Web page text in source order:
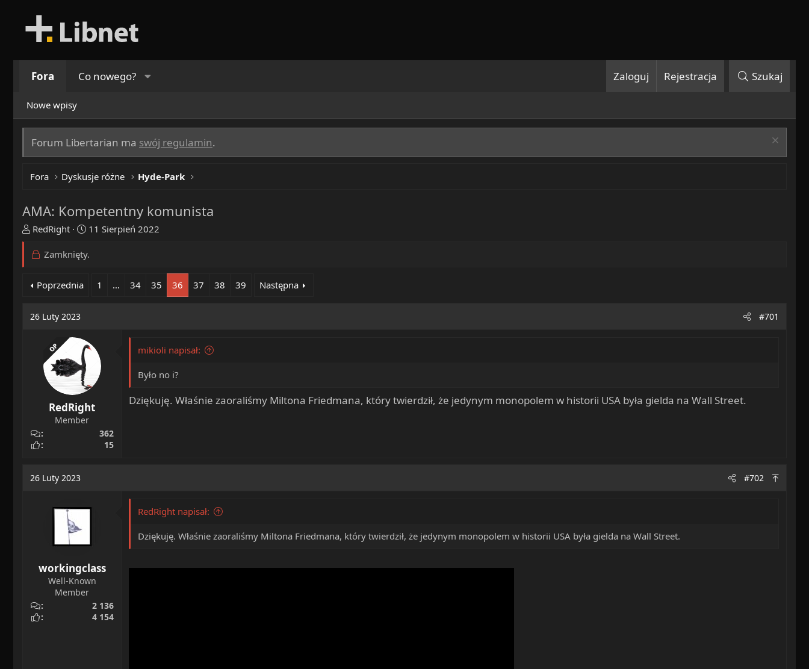
Fora Co nowego? Zaloguj Rejestracja Szukaj
Nowe wpisy
Forum Libertarian ma swój regulamin.
Fora Dyskusje różne Hyde-Park
AMA: Kompetentny komunista
T
r
d
t
RedRight
R
z
y
11 Sierpień 2022
Zamknięty.
Poprzednia 1 … 34 35 36 37 38 39 Następna
26 Luty 2023 #701
OP
RedRight
Member
362
15
mikioli napisał:
Było no i?
Dziękuję. Właśnie zaoraliśmy Miltona Friedmana, który twierdził, że jedynym monopolem w historii USA była gielda na Wall Street.
26 Luty 2023 #702
workingclass
Well-Known
Member
2 136
4 154
RedRight napisał:
Dziękuję. Właśnie zaoraliśmy Miltona Friedmana, który twierdził, że jedynym monopolem w historii USA była gielda na Wall Street.